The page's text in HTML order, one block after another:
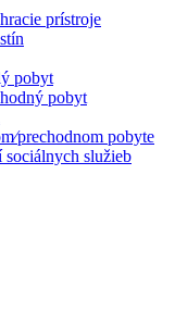
prístroje
pobyt
pobyt
pobyte
sociálnych služieb